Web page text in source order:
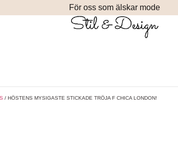
För oss som älskar mode
/ HÖSTENS MYSIGASTE STICKADE TRÖJA F CHICA LONDON!